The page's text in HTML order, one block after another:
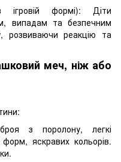
ігровій формі): Діти
випадам та безпечним
розвиваючи реакцію та
меч, ніж або
з поролону, легкі
яскравих кольорів.